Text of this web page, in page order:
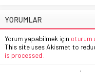
YORUMLAR
Yorum yapabilmek için oturum
This site uses Akismet to
is processed.